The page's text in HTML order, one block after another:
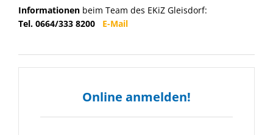
Informationen beim Team des EKiZ Gleisdorf:
Tel. 0664/333 8200 E-Mail
Online anmelden!